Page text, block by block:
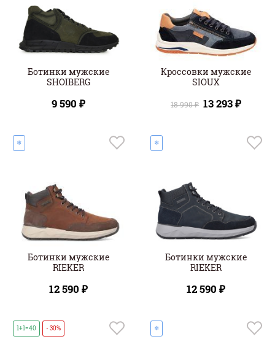
Ботинки мужские
SHOIBERG
9 590 ₽
Кроссовки мужские
SIOUX
18 990 ₽ 13 293 ₽
❄
Ботинки мужские
RIEKER
12 590 ₽
❄
Ботинки мужские
RIEKER
12 590 ₽
1+1=40 - 30% ❄